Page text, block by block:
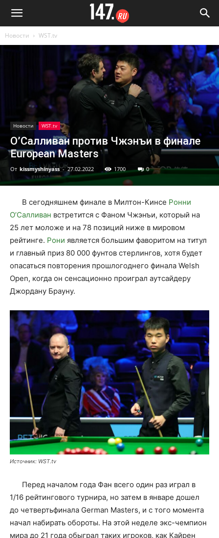
Новости WST.tv
Новости WST.tv
О’Салливан против Чжэнъи в финале
European Masters
От kissmyshinyass - 27.02.2022 1700 0
В сегодняшнем финале в Милтон-Кинсе Ронни
О’Салливан встретится с Фаном Чжэнъи, который на
25 лет моложе и на 78 позиций ниже в мировом
рейтинге. Рони является большим фаворитом на титул
и главный приз 80 000 фунтов стерлингов, хотя будет
опасаться повторения прошлогоднего финала Welsh
Open, когда он сенсационно проиграл аутсайдеру
Джордану Брауну.
Источник: WST.tv
Перед началом года Фан всего один раз играл в
1/16 рейтингового турнира, но затем в январе дошел
до четвертьфинала German Masters, и с того момента
начал набирать обороты. На этой неделе экс-чемпион
мира до 21 года обыграл таких игроков, как Кайрен